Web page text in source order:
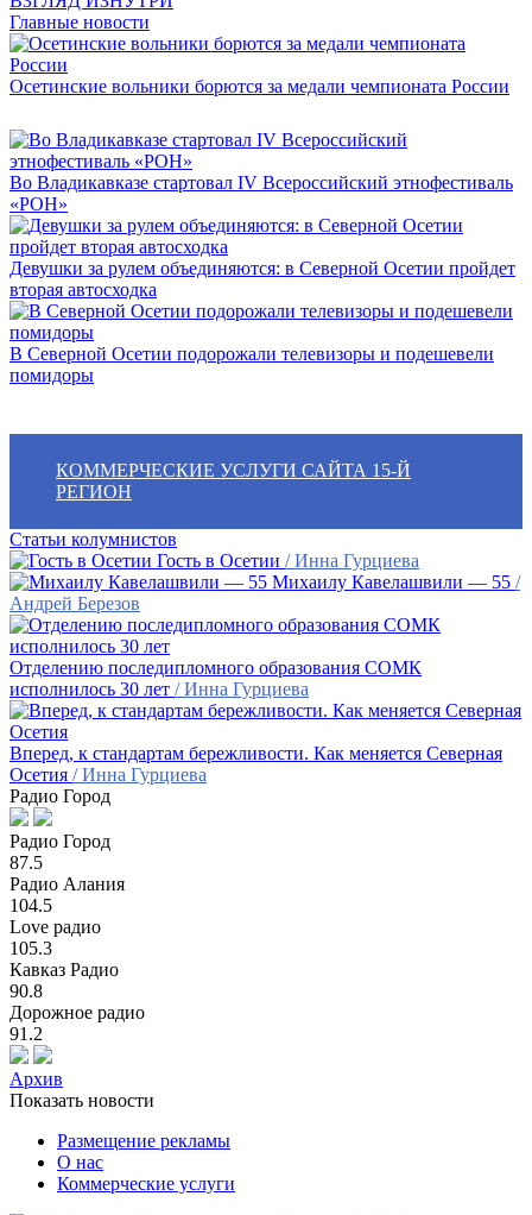
Главные новости
Осетинские вольники борются за медали чемпионата России
Во Владикавказе стартовал IV Всероссийский этнофестиваль
«РОН»
Девушки за рулем объединяются: в Северной Осетии пройдет
вторая автосходка
В Северной Осетии подорожали телевизоры и подешевели
помидоры
КОММЕРЧЕСКИЕ УСЛУГИ САЙТА 15-Й
РЕГИОН
Статьи колумнистов
Гость в Осетии / Инна Гурциева
Михаилу Кавелашвили — 55 /
Андрей Березов
Отделению последипломного образования СОМК
исполнилось 30 лет / Инна Гурциева
Вперед, к стандартам бережливости. Как меняется Северная
Осетия / Инна Гурциева
Радио Город
Радио Город
87.5
Радио Алания
104.5
Love радио
105.3
Кавказ Радио
90.8
Дорожное радио
91.2
Архив
Показать новости
Размещение рекламы
О нас
Коммерческие услуги